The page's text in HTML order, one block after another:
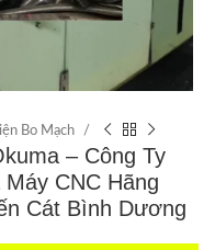
Bo Mạch
– Công Ty
CNC Hãng
Cát Bình Dương